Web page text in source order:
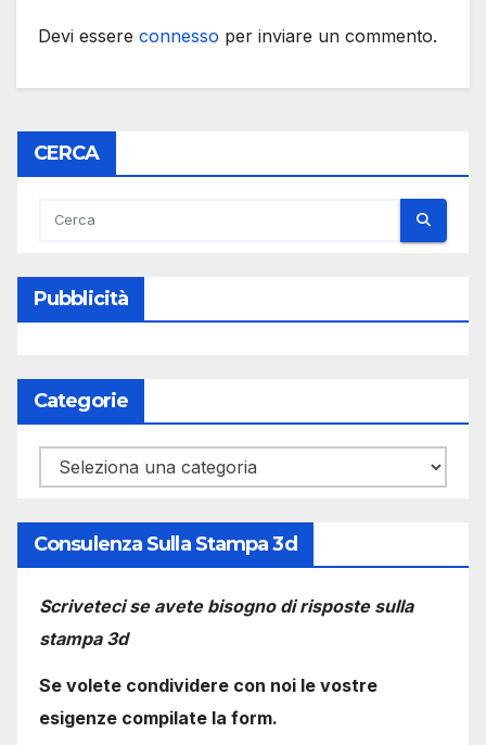
Devi essere connesso per inviare un commento.
CERCA
Pubblicità
Categorie
Categorie
Consulenza Sulla Stampa 3d
Scriveteci se avete bisogno di risposte sulla
stampa 3d
Se volete condividere con noi le vostre
esigenze compilate la form.